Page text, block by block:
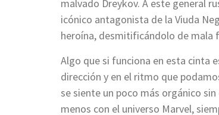
malvado Dreykov. A este general
icónico antagonista de la Viuda
heroína, desmitificándolo de mala
Algo que si funciona en esta cinta
dirección y en el ritmo que
se siente un poco más orgánico
menos con el universo Marvel,